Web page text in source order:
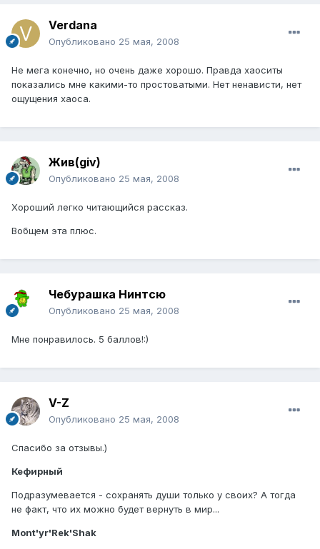
Verdana
Опубликовано 25 мая, 2008
Не мега конечно, но очень даже хорошо. Правда хаоситы
показались мне какими-то простоватыми. Нет ненависти, нет
ощущения хаоса.
Жив(giv)
Опубликовано 25 мая, 2008
Хороший легко читающийся рассказ.
Вобщем эта плюс.
Чебурашка Нинтсю
Опубликовано 25 мая, 2008
Мне понравилось. 5 баллов!:)
V-Z
Опубликовано 25 мая, 2008
Спасибо за отзывы.)
Кефирный
Подразумевается - сохранять души только у своих? А тогда
не факт, что их можно будет вернуть в мир...
Mont'yr'Rek'Shak